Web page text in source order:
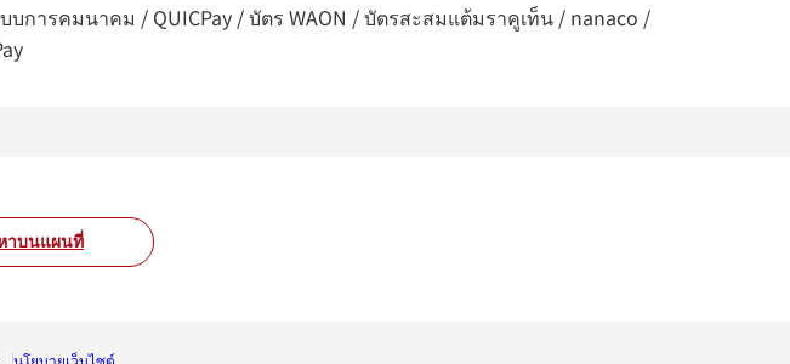
บการคมนาคม / QUICPay / บัตร WAON / บัตรสะสมแต้มราคูเท็น / nanaco /
าบนแผนที่
นโยบายเว็บไซต์